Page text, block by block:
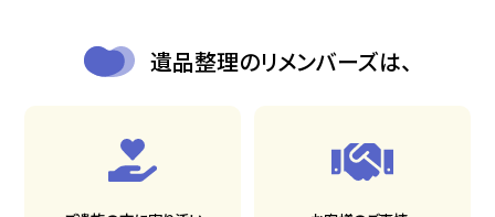
遺品整理のリメンバーズは、